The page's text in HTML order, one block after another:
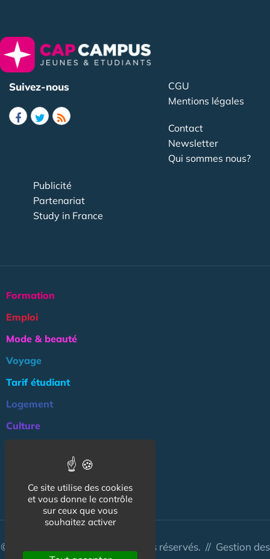
Suivez-nous
CGU
Mentions légales
Contact
Newsletter
Qui sommes nous?
Publicité
Partenariat
Study in France
Formation
Emploi
Mode & beauté
Voyage
Tarif étudiant
Logement
Culture
NOS AUTRES SITES :
© CapCampus 2026 - Tous droits réservés. // Gestion des
Ce site utilise des cookies
et vous donne le contrôle
sur ceux que vous
souhaitez activer